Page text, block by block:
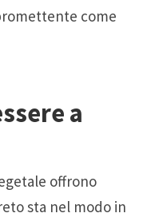
come
a
offrono
sta nel modo in